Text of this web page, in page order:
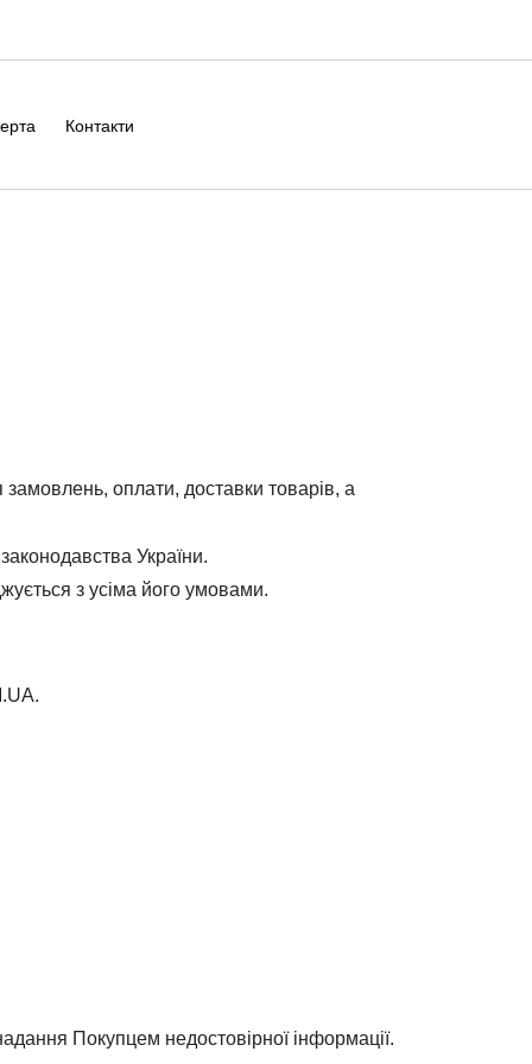
Контакти
оплати, доставки товарів, а
України.
з усіма його умовами.
Покупцем недостовірної інформації.